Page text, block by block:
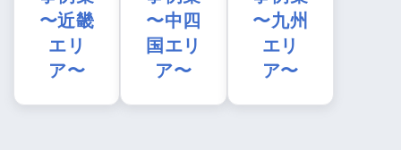
〜近畿
エリ
ア〜
〜中四
国エリ
ア〜
〜九州
エリ
ア〜